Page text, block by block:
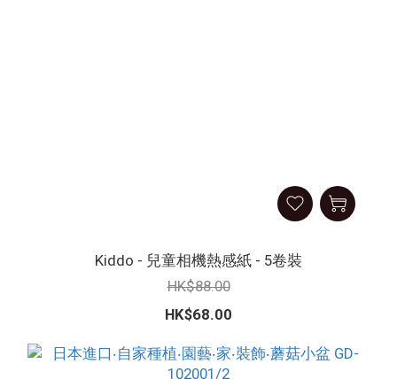
Kiddo - 兒童相機熱感紙 - 5卷裝
HK$88.00
HK$68.00